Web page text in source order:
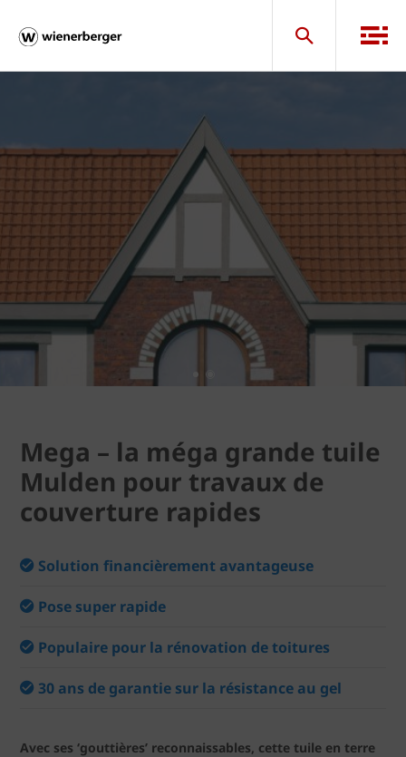
Mega – la méga grande tuile
Mulden pour travaux de
couverture rapides
Solution financièrement avantageuse
Pose super rapide
Populaire pour la rénovation de toitures
30 ans de garantie sur la résistance au gel
Avec ses ‘gouttières’ reconnaissables, cette tuile en terre